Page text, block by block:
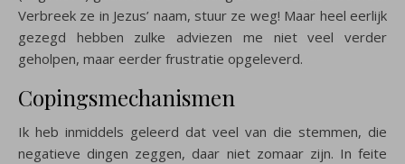
Verbreek ze in Jezus’ naam, stuur ze weg! Maar heel eerlijk
gezegd hebben zulke adviezen me niet veel verder
geholpen, maar eerder frustratie opgeleverd.
Copingsmechanismen
Ik heb inmiddels geleerd dat veel van die stemmen, die
negatieve dingen zeggen, daar niet zomaar zijn. In feite